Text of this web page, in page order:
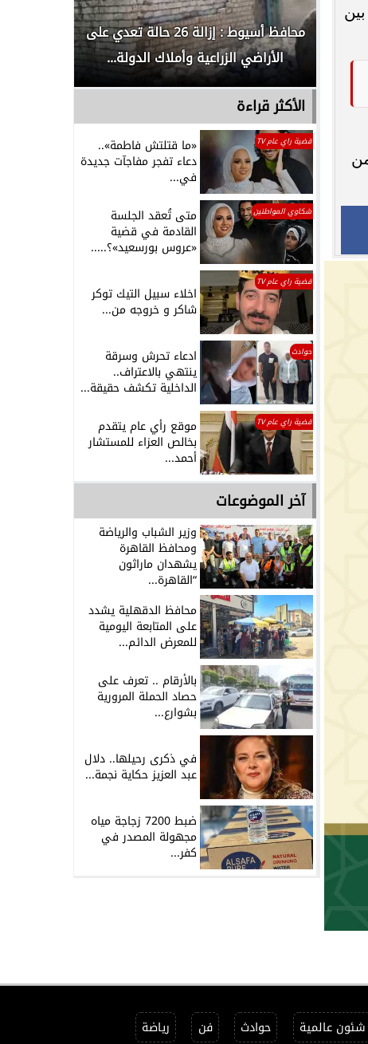
محافظ أسيوط : إزالة 26 حالة تعدي على
الأراضي الزراعية وأملاك الدولة...
الأكثر قراءة
قضية راي عام TV «ما قتلتش فاطمة»..
دعاء تفجر مفاجآت جديدة
في...
شكاوي المواطنين متى تُعقد الجلسة
القادمة في قضية
«عروس بورسعيد»؟.....
قضية راي عام TV
اخلاء سبيل التيك توكر
شاكر و خروجه من...
حوادث ادعاء تحرش وسرقة
ينتهي بالاعتراف..
الداخلية تكشف حقيقة...
قضية راي عام TV موقع رأي عام يتقدم
بخالص العزاء للمستشار
أحمد...
آخر الموضوعات
وزير الشباب والرياضة
ومحافظ القاهرة
يشهدان ماراثون
“القاهرة...
محافظ الدقهلية يشدد
على المتابعة اليومية
للمعرض الدائم...
بالأرقام .. تعرف على
حصاد الحملة المرورية
بشوارع...
في ذكرى رحيلها.. دلال
عبد العزيز حكاية نجمة...
ضبط 7200 زجاجة مياه
مجهولة المصدر في
كفر...
شئون عالمية حوادث فن رياضة